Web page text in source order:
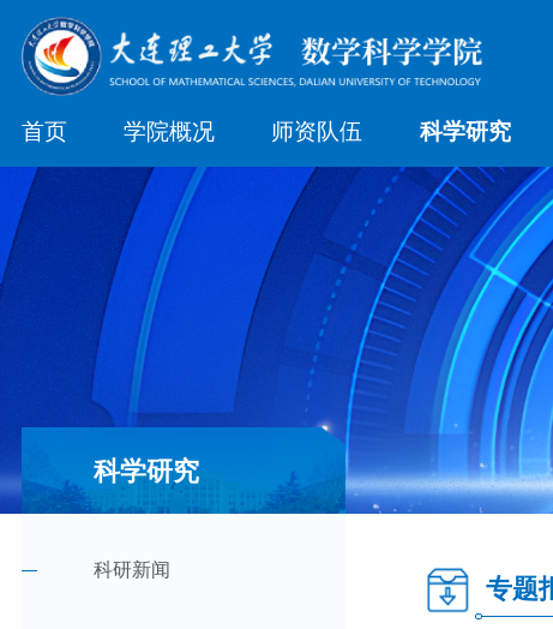
首页 学院概况 师资队伍 科学研究
科学研究
科研新闻
专题